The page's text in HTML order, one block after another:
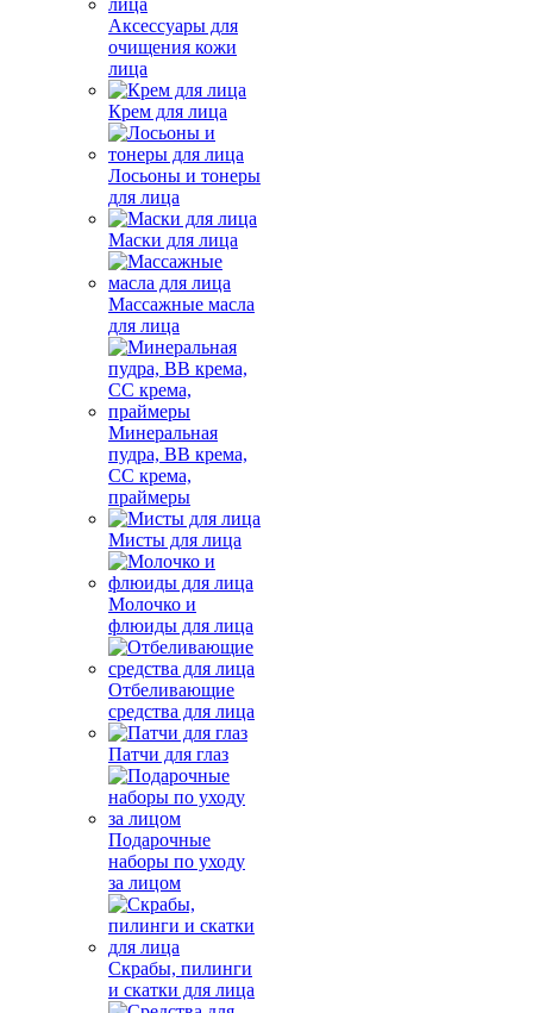
Аксессуары для
очищения кожи
лица
Крем для лица
Лосьоны и тонеры
для лица
Маски для лица
Массажные масла
для лица
Минеральная
пудра, BB крема,
СС крема,
праймеры
Мисты для лица
Молочко и
флюиды для лица
Отбеливающие
средства для лица
Патчи для глаз
Подарочные
наборы по уходу
за лицом
Скрабы, пилинги
и скатки для лица